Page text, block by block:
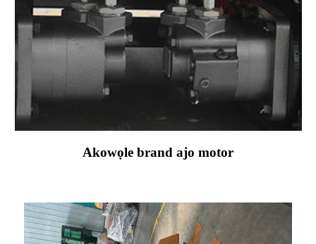
Akowọle brand ajo motor